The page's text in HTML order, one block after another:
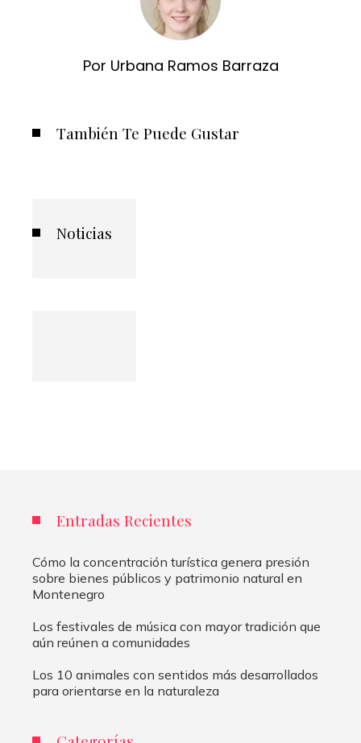
Por Urbana Ramos Barraza
También Te Puede Gustar
Noticias
Entradas Recientes
Cómo la concentración turística genera presión
sobre bienes públicos y patrimonio natural en
Montenegro
Los festivales de música con mayor tradición que
aún reúnen a comunidades
Los 10 animales con sentidos más desarrollados
para orientarse en la naturaleza